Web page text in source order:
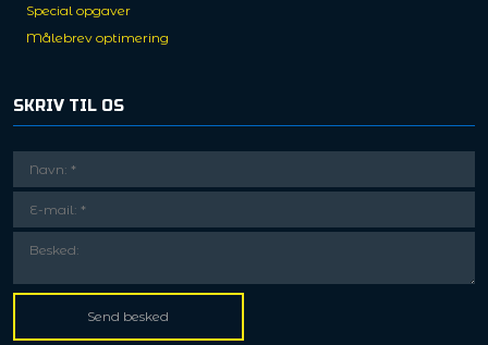
Special opgaver
Målebrev optimering
SKRIV TIL OS